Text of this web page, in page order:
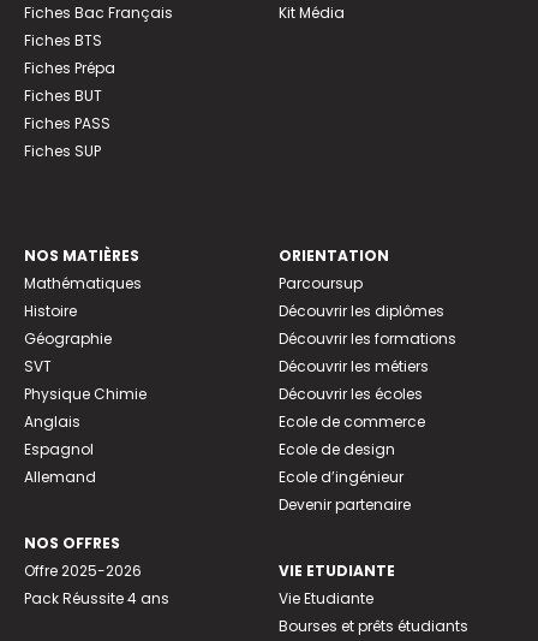
Fiches Bac Français
Fiches BTS
Fiches Prépa
Fiches BUT
Fiches PASS
Fiches SUP
Kit Média
NOS MATIÈRES
Mathématiques
Histoire
Géographie
SVT
Physique Chimie
Anglais
Espagnol
Allemand
NOS OFFRES
Offre 2025-2026
Pack Réussite 4 ans
ORIENTATION
Parcoursup
Découvrir les diplômes
Découvrir les formations
Découvrir les métiers
Découvrir les écoles
Ecole de commerce
Ecole de design
Ecole d’ingénieur
Devenir partenaire
VIE ETUDIANTE
Vie Etudiante
Bourses et prêts étudiants